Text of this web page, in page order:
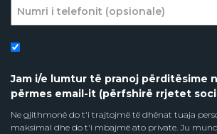
Jam i/e lumtur të pranoj përditësime
përmes email-it (përfshirë rrjetet
Ne gjithmonë do t'i trajtojmë të dhënat tuaja
maksimal dhe do t'i mbajmë ato private. Ju